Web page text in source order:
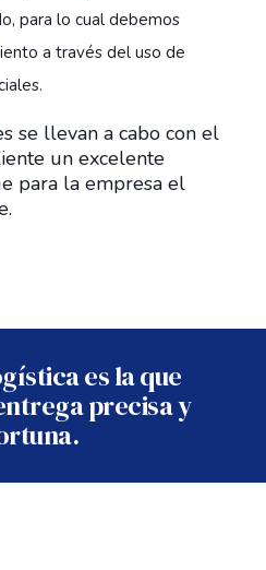
para lo cual debemos
a través del uso de
se llevan a cabo con el
un excelente
para la empresa el
es la que
precisa y